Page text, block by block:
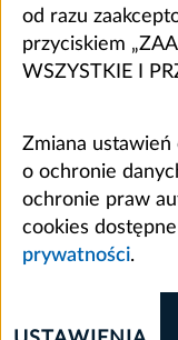
od razu
przyciskiem
WSZYSTKIE I
Zmiana
o ochronie
ochronie praw
cookies
prywatności.